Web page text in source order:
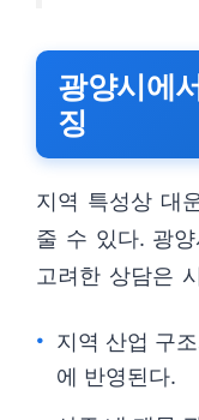
광양시에
징
지역 특성상 대
줄 수 있다. 광
고려한 상담은
지역 산업 구
에 반영된다.